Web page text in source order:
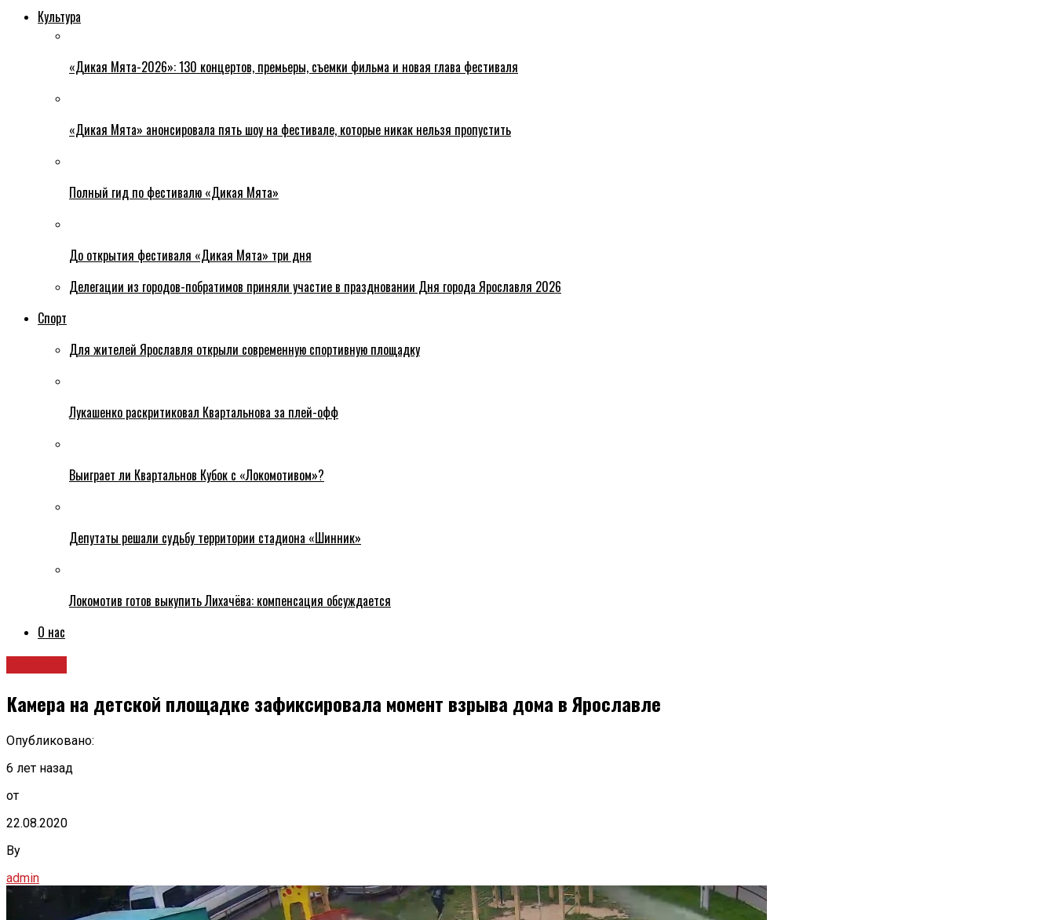
Культура
«Дикая Мята-2026»: 130 концертов, премьеры, съемки фильма и новая глава фестиваля
«Дикая Мята» анонсировала пять шоу на фестивале, которые никак нельзя пропустить
Полный гид по фестивалю «Дикая Мята»
До открытия фестиваля «Дикая Мята» три дня
Делегации из городов-побратимов приняли участие в праздновании Дня города Ярославля 2026
Спорт
Для жителей Ярославля открыли современную спортивную площадку
Лукашенко раскритиковал Квартальнова за плей-офф
Выиграет ли Квартальнов Кубок с «Локомотивом»?
Депутаты решали судьбу территории стадиона «Шинник»
Локомотив готов выкупить Лихачёва: компенсация обсуждается
О нас
Камера на детской площадке зафиксировала момент взрыва дома в Ярославле
Опубликовано:
6 лет назад
от
22.08.2020
By
admin